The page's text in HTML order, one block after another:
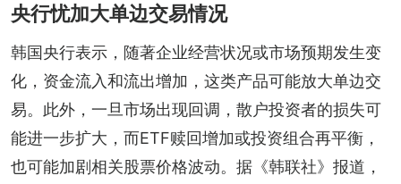
央行忧加大单边交易情况
韩国央行表示，随著企业经营状况或市场预期发生变
化，资金流入和流出增加，这类产品可能放大单边交
易。此外，一旦市场出现回调，散户投资者的损失可
能进一步扩大，而ETF赎回增加或投资组合再平衡，
也可能加剧相关股票价格波动。据《韩联社》报道，